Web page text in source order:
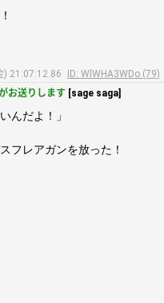
21:07:12.86
ID: WlWHA3WDo (79)
お送りします [sage saga]
んだよ！」
フレアガンを放った！